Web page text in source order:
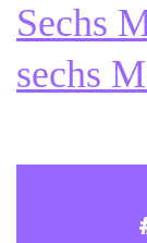
Shuntverschluss
Sechs
sechs